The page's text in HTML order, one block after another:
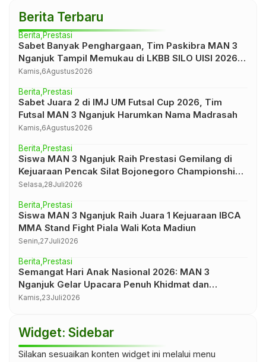
Berita Terbaru
Berita Prestasi
Sabet Banyak Penghargaan, Tim Paskibra MAN 3
Nganjuk Tampil Memukau di LKBB SILO UISI 2026
Se-Jawa Timur
Kamis,6Agustus2026
Berita Prestasi
Sabet Juara 2 di IMJ UM Futsal Cup 2026, Tim
Futsal MAN 3 Nganjuk Harumkan Nama Madrasah
Kamis,6Agustus2026
Berita Prestasi
Siswa MAN 3 Nganjuk Raih Prestasi Gemilang di
Kejuaraan Pencak Silat Bojonegoro Championship
II 2026 Tingkat Nasional
Selasa,28Juli2026
Berita Prestasi
Siswa MAN 3 Nganjuk Raih Juara 1 Kejuaraan IBCA
MMA Stand Fight Piala Wali Kota Madiun
Senin,27Juli2026
Berita Prestasi
Semangat Hari Anak Nasional 2026: MAN 3
Nganjuk Gelar Upacara Penuh Khidmat dan
Inspirasi
Kamis,23Juli2026
Widget: Sidebar
Silakan sesuaikan konten widget ini melalui menu